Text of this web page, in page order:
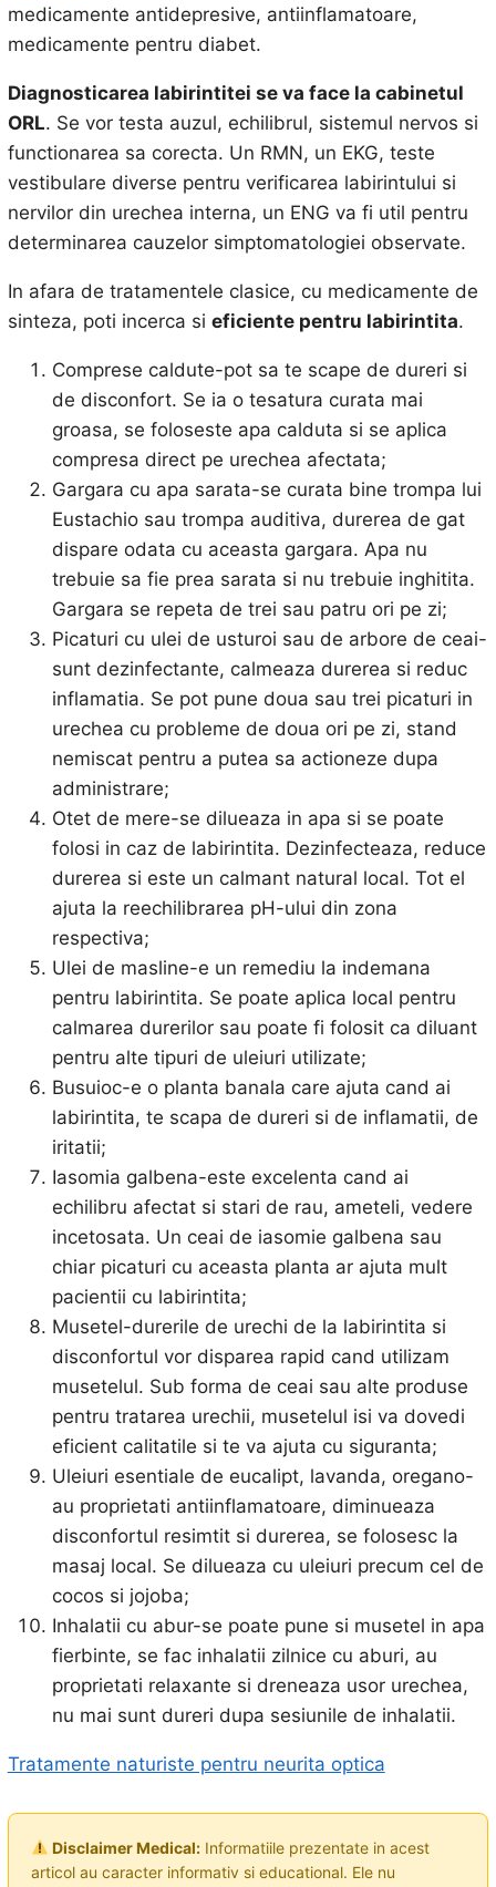
medicamente antidepresive, antiinflamatoare,
medicamente pentru diabet.
Diagnosticarea labirintitei se va face la cabinetul
ORL. Se vor testa auzul, echilibrul, sistemul nervos si
functionarea sa corecta. Un RMN, un EKG, teste
vestibulare diverse pentru verificarea labirintului si
nervilor din urechea interna, un ENG va fi util pentru
determinarea cauzelor simptomatologiei observate.
In afara de tratamentele clasice, cu medicamente de
sinteza, poti incerca si eficiente pentru labirintita.
Comprese caldute-pot sa te scape de dureri si
de disconfort. Se ia o tesatura curata mai
groasa, se foloseste apa calduta si se aplica
compresa direct pe urechea afectata;
Gargara cu apa sarata-se curata bine trompa lui
Eustachio sau trompa auditiva, durerea de gat
dispare odata cu aceasta gargara. Apa nu
trebuie sa fie prea sarata si nu trebuie inghitita.
Gargara se repeta de trei sau patru ori pe zi;
Picaturi cu ulei de usturoi sau de arbore de ceai-
sunt dezinfectante, calmeaza durerea si reduc
inflamatia. Se pot pune doua sau trei picaturi in
urechea cu probleme de doua ori pe zi, stand
nemiscat pentru a putea sa actioneze dupa
administrare;
Otet de mere-se dilueaza in apa si se poate
folosi in caz de labirintita. Dezinfecteaza, reduce
durerea si este un calmant natural local. Tot el
ajuta la reechilibrarea pH-ului din zona
respectiva;
Ulei de masline-e un remediu la indemana
pentru labirintita. Se poate aplica local pentru
calmarea durerilor sau poate fi folosit ca diluant
pentru alte tipuri de uleiuri utilizate;
Busuioc-e o planta banala care ajuta cand ai
labirintita, te scapa de dureri si de inflamatii, de
iritatii;
Iasomia galbena-este excelenta cand ai
echilibru afectat si stari de rau, ameteli, vedere
incetosata. Un ceai de iasomie galbena sau
chiar picaturi cu aceasta planta ar ajuta mult
pacientii cu labirintita;
Musetel-durerile de urechi de la labirintita si
disconfortul vor disparea rapid cand utilizam
musetelul. Sub forma de ceai sau alte produse
pentru tratarea urechii, musetelul isi va dovedi
eficient calitatile si te va ajuta cu siguranta;
Uleiuri esentiale de eucalipt, lavanda, oregano-
au proprietati antiinflamatoare, diminueaza
disconfortul resimtit si durerea, se folosesc la
masaj local. Se dilueaza cu uleiuri precum cel de
cocos si jojoba;
Inhalatii cu abur-se poate pune si musetel in apa
fierbinte, se fac inhalatii zilnice cu aburi, au
proprietati relaxante si dreneaza usor urechea,
nu mai sunt dureri dupa sesiunile de inhalatii.
Tratamente naturiste pentru neurita optica
Disclaimer Medical:Informatiile prezentate in acest
articol au caracter informativ si educational. Ele nu